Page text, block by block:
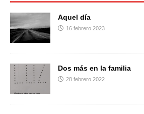
o
o
k
e
r
r
Aquel día
16 febrero 2023
Dos más en la familia
28 febrero 2022